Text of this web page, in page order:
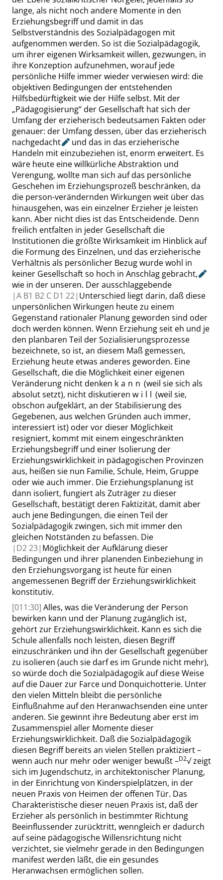
lange, als nicht noch andere Momente in den
Erziehungsbegriff und damit in das
Selbstverständnis des Sozialpädagogen mit
aufgenommen werden. So ist die Sozialpädagogik,
um ihrer eigenen Wirksamkeit willen, gezwungen, in
ihre Konzeption aufzunehmen, worauf jede
persönliche Hilfe immer wieder verwiesen wird: die
objektiven Bedingungen der entstehenden
Hilfsbedürftigkeit wie der Hilfe selbst. Mit der
„Pädagogisierung“der Gesellschaft hat sich der
Umfang der erzieherisch bedeutsamen Fakten oder
genauer: der Umfang dessen, über das erzieherisch
nachgedacht
und das in das erzieherische
Handeln mit einzubeziehen ist, enorm erweitert. Es
wäre heute eine willkürliche Abstraktion und
Verengung, wollte man sich auf das persönliche
Geschehen im Erziehungsprozeß beschränken, da
die person-verändernden Wirkungen weit über das
hinausgehen, was ein einzelner Erzieher je leisten
kann. Aber nicht dies ist das Entscheidende. Denn
freilich entfalten in jeder Gesellschaft die
Institutionen die größte Wirksamkeit im Hinblick auf
die Formung des Einzelnen, und das erzieherische
Verhältnis als persönlicher Bezug wurde wohl in
keiner Gesellschaft so hoch in Anschlag gebracht,
wie in der unseren. Der ausschlaggebende
|A B1 B2 C D1 22| Unterschied liegt darin, daß diese
unpersönlichen Wirkungen heute zu einem
Gegenstand rationaler Planung geworden sind oder
doch werden können. Wenn Erziehung seit eh und je
den planbaren Teil der Sozialisierungsprozesse
bezeichnete, so ist, an diesem Maß gemessen,
Erziehung heute etwas anderes geworden. Eine
Gesellschaft, die die Möglichkeit einer eigenen
Veränderung nicht denken kann (weil sie sich als
absolut setzt), nicht diskutieren will (weil sie,
obschon aufgeklärt, an der Stabilisierung des
Gegebenen, aus welchen Gründen auch immer,
interessiert ist) odervordieser Möglichkeit
resigniert, kommt mit einem eingeschränkten
Erziehungsbegriff und einer Isolierung der
Erziehungswirklichkeit in pädagogischen Provinzen
aus, heißen sie nun Familie, Schule, Heim, Gruppe
oder wie auch immer. Die Erziehungsplanung ist
dann isoliert, fungiert als Zuträger zu dieser
Gesellschaft, bestätigt deren Faktizität, damit aber
auch jene Bedingungen, die einen Teil der
Sozialpädagogik zwingen, sich mit immer den
gleichen Notständen zu befassen. Die
| D223| Möglichkeit der Aufklärung dieser
Bedingungen und ihrer planenden Einbeziehung in
den Erziehungsvorgang ist heute für einen
angemessenen Begriff der Erziehungswirklichkeit
konstitutiv.
[011:30] Alles, was die Veränderung der Person
bewirken kann und der Planung zugänglich ist,
gehört zur Erziehungswirklichkeit. Kann es sich die
Schule allenfalls noch leisten, diesen Begriff
einzuschränken und ihn der Gesellschaft gegenüber
zu isolieren (auch sie darf es im Grunde nicht mehr),
so würde doch die Sozialpädagogik auf diese Weise
auf die Dauer zur Farce und Donquichotterie. Unter
den vielen Mitteln bleibt die persönliche
Einflußnahme auf den Heranwachsenden eine unter
anderen. Sie gewinnt ihre Bedeutung aber erst im
Zusammenspiel aller Momente dieser
Erziehungswirklichkeit. Daß die Sozialpädagogik
diesen Begriff bereits an vielen Stellen praktiziert –
wenn auch nur mehr oder weniger bewußt –D2√zeigt
sich im Jugendschutz, in architektonischer Planung,
in der Einrichtung von Kinderspielplätzen, in der
neuen Praxis von Heimen der offenen Tür. Das
Charakteristische dieser neuen Praxis ist, daß der
Erzieher als persönlich in bestimmter Richtung
Beeinflussender zurücktritt, wenngleich er dadurch
auf seine pädagogische Willensrichtung nicht
verzichtet, sie vielmehr gerade in den Bedingungen
manifest werden läßt, die ein gesundes
Heranwachsen ermöglichen sollen.